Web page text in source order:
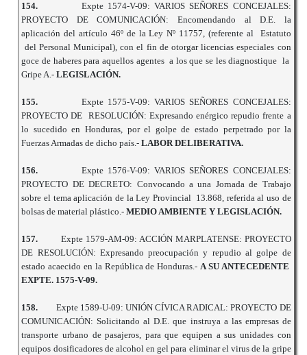
154.
Expte 1574-V-09: VARIOS SEÑORES CONCEJALES:
PROYECTO DE COMUNICACIÓN: Encomendando al D.E. la
aplicación del artículo 46º de la Ley Nº 11757, (referente al Estatuto
del Personal Municipal), con el fin de otorgar licencias especiales con
goce de haberes para aquellos agentes a los que se les diagnostique la
Gripe A.-LEGISLACIÓN.
155.
Expte 1575-V-09: VARIOS SEÑORES CONCEJALES:
PROYECTO DE RESOLUCIÓN: Expresando enérgico repudio frente a
lo sucedido en Honduras, por el golpe de estado perpetrado por la
Fuerzas Armadas de dicho país.-LABOR DELIBERATIVA.
156.
Expte 1576-V-09: VARIOS SEÑORES CONCEJALES:
PROYECTO DE DECRETO: Convocando a una Jornada de Trabajo
sobre el tema aplicación de la Ley Provincial 13.868, referida al uso de
bolsas de material plástico.-MEDIO AMBIENTE Y LEGISLACIÓN.
157.
Expte 1579-AM-09: ACCIÓN MARPLATENSE: PROYECTO
DE RESOLUCIÓN: Expresando preocupación y repudio al golpe de
estado acaecido en la República de Honduras.-A SU ANTECEDENTE
EXPTE. 1575-V-09.
158.
Expte 1589-U-09: UNIÓN CÍVICA RADICAL: PROYECTO DE
COMUNICACIÓN: Solicitando al D.E. que instruya a las empresas de
transporte urbano de pasajeros, para que equipen a sus unidades con
equipos dosificadores de alcohol en gel para eliminar el virus de la gripe